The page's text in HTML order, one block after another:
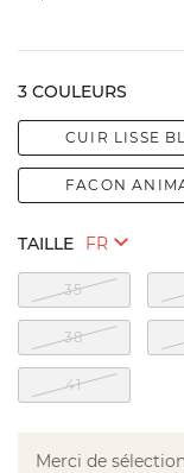
3 COULEURS
CUIR LISSE
FACON
TAILLE
35
38
41
Merci de